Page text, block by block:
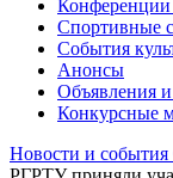
Спортивные
События
Анонсы
Объявления
Конкурсные
Новости и события